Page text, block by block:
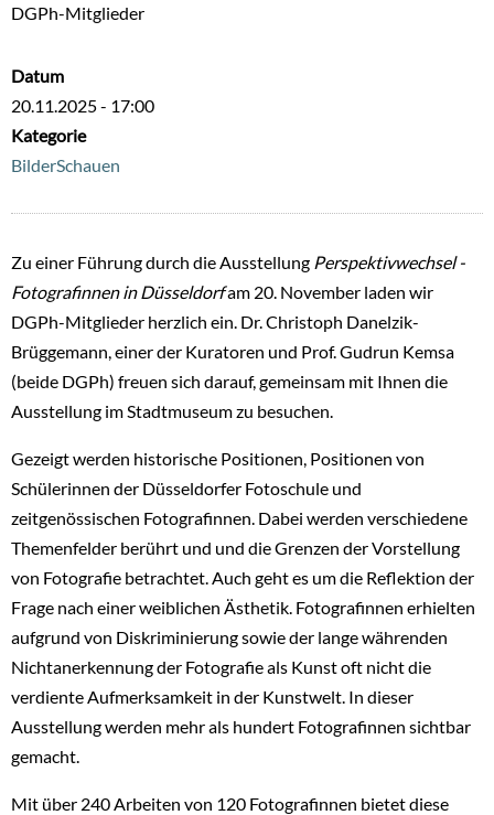
DGPh-Mitglieder
Datum
20.11.2025 - 17:00
Kategorie
BilderSchauen
Zu einer Führung durch die Ausstellung Perspektivwechsel -
Fotografinnen in Düsseldorfam 20. November laden wir
DGPh-Mitglieder herzlich ein. Dr. Christoph Danelzik-
Brüggemann, einer der Kuratoren und Prof. Gudrun Kemsa
(beide DGPh) freuen sich darauf, gemeinsam mit Ihnen die
Ausstellung im Stadtmuseum zu besuchen.
Gezeigt werden historische Positionen, Positionen von
Schülerinnen der Düsseldorfer Fotoschule und
zeitgenössischen Fotografinnen. Dabei werden verschiedene
Themenfelder berührt und und die Grenzen der Vorstellung
von Fotografie betrachtet. Auch geht es um die Reflektion der
Frage nach einer weiblichen Ästhetik. Fotografinnen erhielten
aufgrund von Diskriminierung sowie der lange währenden
Nichtanerkennung der Fotografie als Kunst oft nicht die
verdiente Aufmerksamkeit in der Kunstwelt. In dieser
Ausstellung werden mehr als hundert Fotografinnen sichtbar
gemacht.
Mit über 240 Arbeiten von 120 Fotografinnen bietet diese